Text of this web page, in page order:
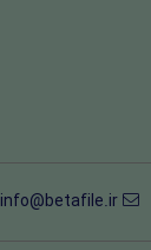
info@betafile.ir